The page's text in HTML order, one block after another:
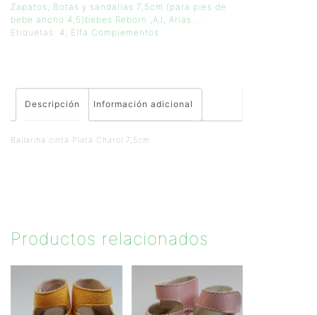
Zapatos, Botas y sandalias 7,5cm (para pies de
bebe ancho 4,5)bebes Reborn ,AJ, Arias....
Etiquetas: 4 Elfa Complementos
Descripción Información adicional
Bailarina cinta Plata Charol 7,5cm
Productos relacionados